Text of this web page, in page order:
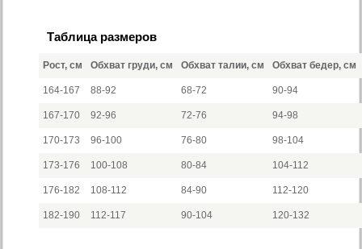
Таблица размеров
Рост, см Обхват груди, см Обхват талии, см Обхват бедер, см
164-167 88-92 68-72 90-94
167-170 92-96 72-76 94-98
170-173 96-100 76-80 98-104
173-176 100-108 80-84 104-112
176-182 108-112 84-90 112-120
182-190 112-117 90-104 120-132